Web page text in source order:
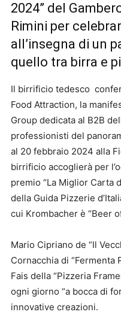
2024” del
Rimini per
all’insegna di un
quello tra birra e
Il birrificio tedesco
Food Attraction, la
Group dedicata al B2B
professionisti del
al 20 febbraio 2024 alla
birrificio accoglierà per
premio “La Miglior Carta
della Guida Pizzerie
cui Krombacher è “Beer
Mario Cipriano de “Il
Cornacchia di “Fermenta
Fais della “Pizzeria
ogni giorno “a bocca di
innovative creazioni.